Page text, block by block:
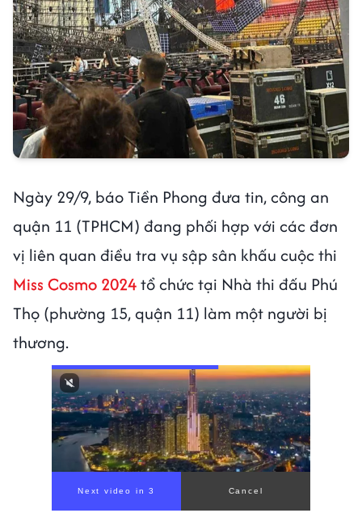
Ngày 29/9, báo Tiền Phong đưa tin, công an
quận 11 (TPHCM) đang phối hợp với các đơn
vị liên quan điều tra vụ sập sân khấu cuộc thi
Miss Cosmo 2024tổ chức tại Nhà thi đấu Phú
Thọ (phường 15, quận 11) làm một người bị
thương.